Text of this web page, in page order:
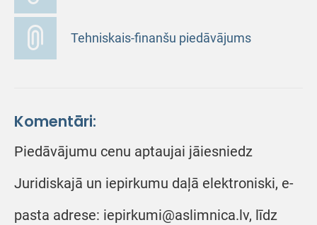
Tehniskais-finanšu piedāvājums
Komentāri:
Piedāvājumu cenu aptaujai jāiesniedz
Juridiskajā un iepirkumu daļā elektroniski, e-
pasta adrese: iepirkumi@aslimnica.lv, līdz